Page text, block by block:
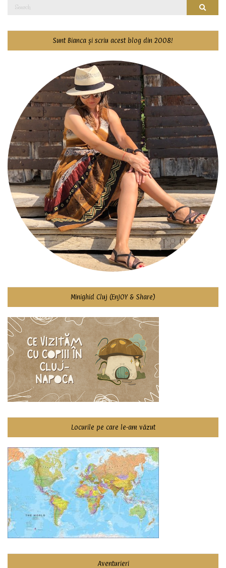
Sunt Bianca și scriu acest blog din 2008!
Minighid Cluj (EnJOY & Share)
Locurile pe care le-am văzut
Aventurieri